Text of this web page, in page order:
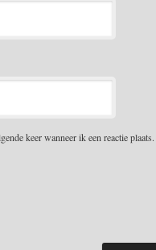
keer wanneer ik een reactie plaats.